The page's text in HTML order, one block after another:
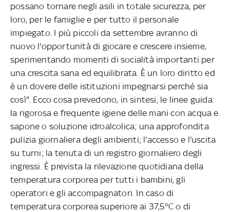
possano tornare negli asili in totale sicurezza, per
loro, per le famiglie e per tutto il personale
impiegato. I più piccoli da settembre avranno di
nuovo l'opportunità di giocare e crescere insieme,
sperimentando momenti di socialità importanti per
una crescita sana ed equilibrata. È un loro diritto ed
è un dovere delle istituzioni impegnarsi perché sia
così". Ecco cosa prevedono, in sintesi, le linee guida:
la rigorosa e frequente igiene delle mani con acqua e
sapone o soluzione idroalcolica; una approfondita
pulizia giornaliera degli ambienti; l'accesso e l'uscita
su turni; la tenuta di un registro giornaliero degli
ingressi. È prevista la rilevazione quotidiana della
temperatura corporea per tutti i bambini, gli
operatori e gli accompagnatori. In caso di
temperatura corporea superiore ai 37,5°C o di